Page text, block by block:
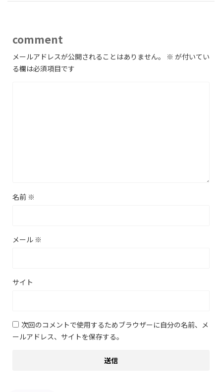
comment
メールアドレスが公開されることはありません。 ※ が付いてい
る欄は必須項目です
名前 ※
メール ※
サイト
次回のコメントで使用するためブラウザーに自分の名前、メ
ールアドレス、サイトを保存する。